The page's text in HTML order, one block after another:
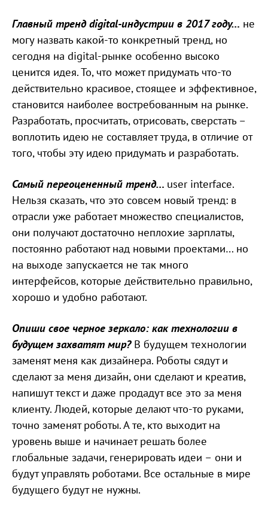
Главный тренд digital-индустрии в 2017 году… не
могу назвать какой-то конкретный тренд, но
сегодня на digital-рынке особенно высоко
ценится идея. То, что может придумать что-то
действительно красивое, стоящее и эффективное,
становится наиболее востребованным на рынке.
Разработать, просчитать, отрисовать, сверстать –
воплотить идею не составляет труда, в отличие от
того, чтобы эту идею придумать и разработать.
Самый переоцененный тренд… user interface.
Нельзя сказать, что это совсем новый тренд: в
отрасли уже работает множество специалистов,
они получают достаточно неплохие зарплаты,
постоянно работают над новыми проектами… но
на выходе запускается не так много
интерфейсов, которые действительно правильно,
хорошо и удобно работают.
Опиши свое черное зеркало: как технологии в
будущем захватят мир?В будущем технологии
заменят меня как дизайнера. Роботы сядут и
сделают за меня дизайн, они сделают и креатив,
напишут текст и даже продадут все это за меня
клиенту. Людей, которые делают что-то руками,
точно заменят роботы. А те, кто выходит на
уровень выше и начинает решать более
глобальные задачи, генерировать идеи – они и
будут управлять роботами. Все остальные в мире
будущего будут не нужны.